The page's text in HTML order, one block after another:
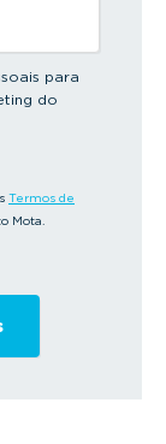
para
do
Termos de
Mota.